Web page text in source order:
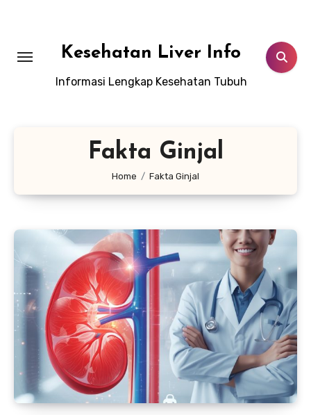
Kesehatan Liver Info
Informasi Lengkap Kesehatan Tubuh
Fakta Ginjal
Home Fakta Ginjal